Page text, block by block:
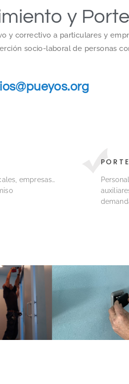
y
y correctivo a particulares y
socio-laboral de personas
empresas…